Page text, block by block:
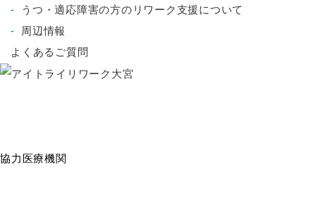
うつ・適応障害の方のリワーク支援について
周辺情報
よくあるご質問
協力医療機関